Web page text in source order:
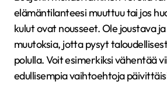
elämäntilanteesi muuttuu tai jos
kulut ovat nousseet. Ole joustava
muutoksia, jotta pysyt
polulla. Voit esimerkiksi vähentää
edullisempia vaihtoehtoja